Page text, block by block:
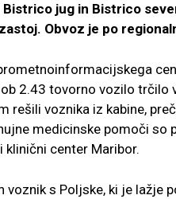
jug in Bistrico
Obvoz je po
2.43 tovorno vozilo trčilo
rešili voznika iz kabine,
medicinske pomoči so
klinični center Maribor.
voznik s Poljske, ki je lažje